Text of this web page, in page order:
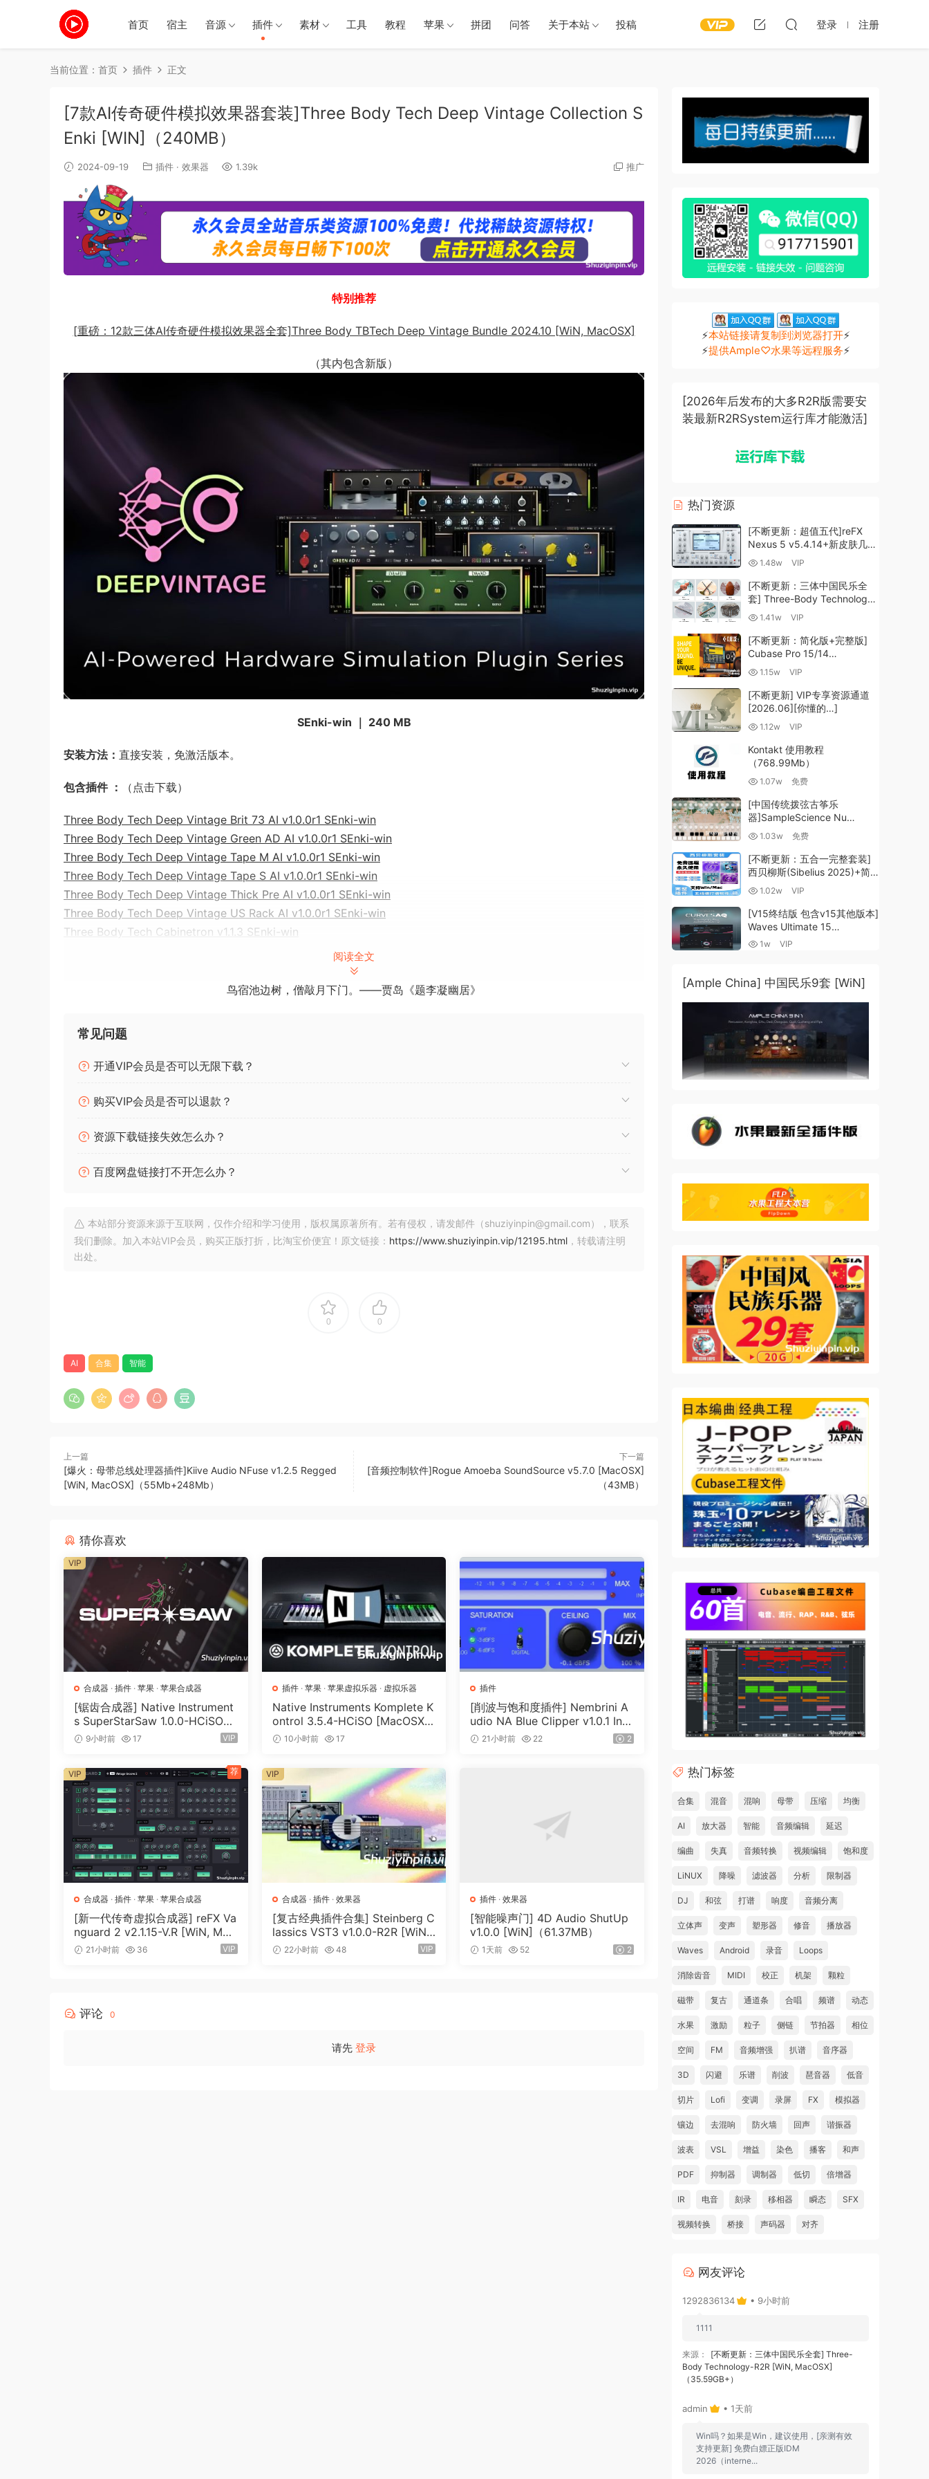
首页 宿主 音源 插件 素材 工具 教程 苹果 拼团 问答 关于本站 投稿 登录 注册
当前位置： 首页 插件 正文
[7款AI传奇硬件模拟效果器套装]Three Body Tech Deep Vintage Collection S
Enki [WIN]（240MB）
2024-09-19 插件 · 效果器 1.39k 推广
特别推荐
[重磅：12款三体AI传奇硬件模拟效果器全套]Three Body TBTech Deep Vintage Bundle 2024.10 [WiN, MacOSX]
（其内包含新版）
SEnki-win ｜ 240 MB
安装方法： 直接安装，免激活版本。
包含插件 ： （点击下载）
Three Body Tech Deep Vintage Brit 73 AI v1.0.0r1 SEnki-win
Three Body Tech Deep Vintage Green AD AI v1.0.0r1 SEnki-win
Three Body Tech Deep Vintage Tape M AI v1.0.0r1 SEnki-win
Three Body Tech Deep Vintage Tape S AI v1.0.0r1 SEnki-win
Three Body Tech Deep Vintage Thick Pre AI v1.0.0r1 SEnki-win
Three Body Tech Deep Vintage US Rack AI v1.0.0r1 SEnki-win
Three Body Tech Cabinetron v1.1.3 SEnki-win
Deep Vintage 系列是一系列模拟真实硬件的插件。 利用人工智能的力量，每个 Deep Vintage 插件都忠实地捕捉到了
机器学习技术。
有什么区别？
我们接触过许多仿真技术：物理建模、卷积……等等。 无论我们使用何种技术，我们的最终目标始终如一：尽可能实现
件设备的音频信号。 Deep Vintage 插件不仅仅是 “理论上正确的电路建模”，也不仅仅基于谐波结构或脉冲响应；它们
它是如何工作的？
简单地说，APNN 是一个专为音频处理而优化的神经网络，由大量音频处理模块（均衡器、压缩器、过载等）组合而
至超过了同一硬件型号不同生产批次之间的差异，我们可以自信地说，APNN 能够 “骗过 “人耳。
US Rack AI
Green AD AI
🏠 HomePage
阅读全文
鸟宿池边树，僧敲月下门。——贾岛《题李凝幽居》
常见问题
开通VIP会员是否可以无限下载？
购买VIP会员是否可以退款？
资源下载链接失效怎么办？
百度网盘链接打不开怎么办？
本站部分资源来源于互联网，仅作介绍和学习使用，版权属原著所有。若有侵权，请发邮件（shuziyinpin@gmail.com），联系
我们删除。加入本站VIP会员，购买正版打折，比淘宝价便宜！原文链接： https://www.shuziyinpin.vip/12195.html ，转载请注明
出处。
0 0
AI 合集 智能
上一篇
[爆火：母带总线处理器插件]Kiive Audio NFuse v1.2.5 Regged
[WiN, MacOSX]（55Mb+248Mb）
下一篇
[音频控制软件]Rogue Amoeba SoundSource v5.7.0 [MacOSX]
（43MB）
猜你喜欢
合成器 · 插件 · 苹果 · 苹果合成器
[锯齿合成器] Native Instrument
s SuperStarSaw 1.0.0-HCiSO
[MacOSX]（182.43MB）
9小时前 17 VIP
VIP
插件· 苹果· 苹果虚拟乐器· 虚拟乐器
Native Instruments Komplete K
ontrol 3.5.4-HCiSO [MacOSX]
（ 823.17MB）
10小时前 17
插件
[削波与饱和度插件] Nembrini A
udio NA Blue Clipper v1.0.1 Incl
Keygen-R2R [WiN]（11.2MB）
21小时前 22 2
合成器 · 插件 · 苹果 · 苹果合成器
[新一代传奇虚拟合成器] reFX Va
nguard 2 v2.1.15-V.R [WiN, Mac
OSX]（184MB+240MB）
21小时前 36 VIP
VIP 荐
合成器· 插件· 效果器
[复古经典插件合集] Steinberg C
lassics VST3 v1.0.0-R2R [WiN]
（27.9MB）
22小时前 48 VIP
VIP
插件 ·效果器
[智能噪声门] 4D Audio ShutUp
v1.0.0 [WiN]（61.37MB）
1天前 52 2
评论 0
请先 登录
⚡本站链接请复制到浏览器打开⚡
⚡提供Ample♡水果等远程服务⚡
[2026年后发布的大多R2R版需要安
装最新R2RSystem运行库才能激活]
热门资源
[不断更新：超值五代]reFX
Nexus 5 v5.4.14+新皮肤几十
套+原厂+全套扩展+教程
1.48w VIP
[不断更新：三体中国民乐全
套] Three-Body Technology-
R2R [WiN, MacOSX]
1.41w VIP
[不断更新：简化版+完整版]
Cubase Pro 15/14
VR/R2R/U2B+原厂音源+插件
MacOSX]（704.0MB+）
1.15w VIP
[不断更新] VIP专享资源通道
[2026.06][你懂的…]
1.12w VIP
Kontakt 使用教程
（768.99Mb）
1.07w 免费
[中国传统拨弦古筝乐
器]SampleScience Nu
Guzheng v2.0 x64 VST
VST3 AU DECENT SAMPLER
[WiN, MacOSX]（158MB)
1.03w 免费
[不断更新：五合一完整套装]
西贝柳斯(Sibelius 2025)+简
谱插件V8+图片识别+音频识别
MacOSX]（80.48GB+）
1.02w VIP
[V15终结版 包含v15其他版本]
Waves Ultimate 15
v25.05.27+一键安装版+安装
（4.1GB+10.2GB+9.6GB）
1w VIP
[Ample China] 中国民乐9套 [WiN]
热门标签
合集 混音 混响 母带 压缩 均衡
AI 放大器 智能 音频编辑 延迟
编曲 失真 音频转换 视频编辑 饱和度
LiNUX 降噪 滤波器 分析 限制器
DJ 和弦 打谱 响度 音频分离
立体声 变声 塑形器 修音 播放器
Waves Android 录音 Loops
消除齿音 MIDI 校正 机架 颗粒
磁带 复古 通道条 合唱 频谱 动态
水果 激励 粒子 侧链 节拍器 相位
空间 FM 音频增强 扒谱 音序器
3D 闪避 乐谱 削波 琶音器 低音
切片 Lofi 变调 录屏 FX 模拟器
镶边 去混响 防火墙 回声 谐振器
波表 VSL 增益 染色 播客 和声
PDF 抑制器 调制器 低切 倍增器
IR 电音 刻录 移相器 瞬态 SFX
视频转换 桥接 声码器 对齐
网友评论
1292836134 • 9小时前
1111
来源：
[不断更新：三体中国民乐全套] Three-
Body Technology-R2R [WiN, MacOSX]
（35.59GB+）
admin • 1天前
Win吗？如果是Win，建议使用，[亲测有效
支持更新] 免费白嫖正版IDM
2026（interne...